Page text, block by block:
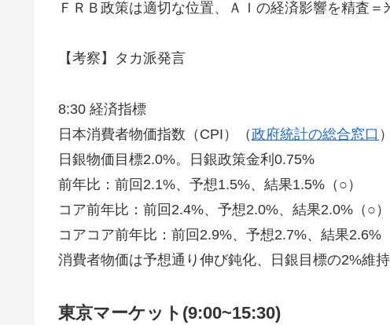
ＦＲＢ政策は適切な位置、ＡＩの経済影響を精査＝
【考察】タカ派発言
8:30 経済指標
日本消費者物価指数（CPI）（政府統計の総合窓口 ）
日銀物価目標2.0%。日銀政策金利0.75%
前年比：前回2.1%、予想1.5%、結果1.5%（○）
コア前年比：前回2.4%、予想2.0%、結果2.0%（○）
コアコア前年比：前回2.9%、予想2.7%、結果2.6%
消費者物価は予想通り伸び鈍化、日銀目標の2%維
東京マーケット(9:00~15:30)